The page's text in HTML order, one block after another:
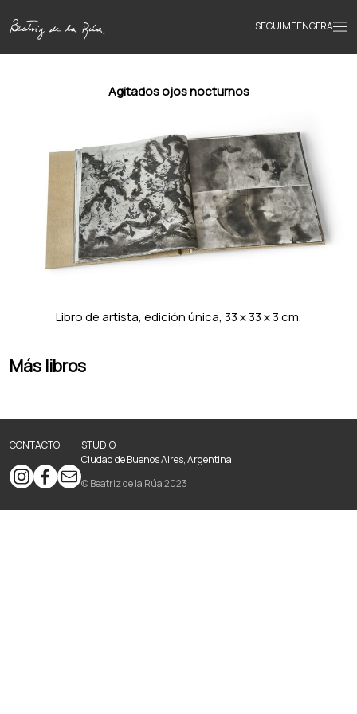
SEGUIMEENGFRA
Inicio
Obras
Textos
Biografía
Agitados ojos nocturnos
Libro de artista, edición única, 33 x 33 x 3 cm.
Más libros
CONTACTO
STUDIO
Ciudad de Buenos Aires, Argentina
© Beatriz de la Rúa 2023